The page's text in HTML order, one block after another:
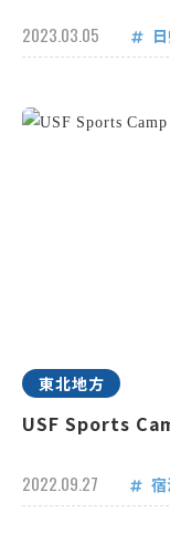
2023.03.05
東北地方
USF Sports
2022.09.27